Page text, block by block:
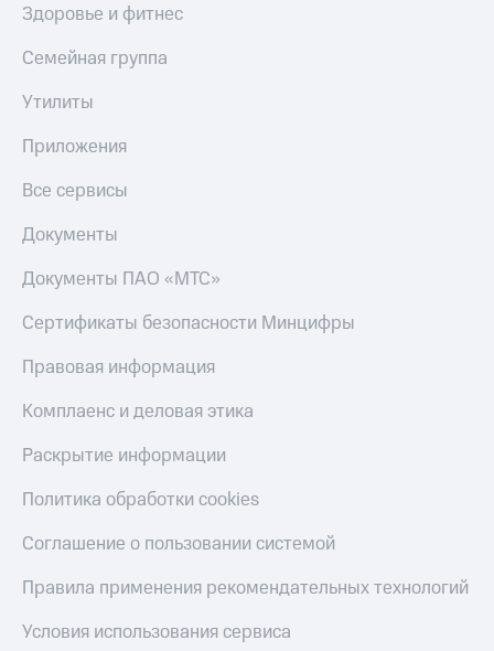
Здоровье и фитнес
Семейная группа
Утилиты
Приложения
Все сервисы
Документы
Документы ПАО «МТС»
Сертификаты безопасности Минцифры
Правовая информация
Комплаенс и деловая этика
Раскрытие информации
Политика обработки cookies
Соглашение о пользовании системой
Правила применения рекомендательных технологий
Условия использования сервиса